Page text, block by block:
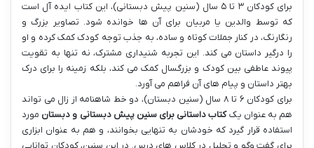
برای کودکان ۳ تا ۵ سال (سنین پیش دبستانی)، این کتاب ایده آل است
که توسط والدین یا مربیان برای آن ها خوانده شود. تصاویر بزرگ و
رنگارنگ، در کنار جملات کوتاه و ساده، به جذب توجه کودک کمک کرده و او
را درگیر داستان می کند. این تجربه شنیداری مشترک، نه تنها به تقویت
پیوند عاطفی بین کودک و بزرگسال کمک می کند، بلکه زمینه را برای درک
بهتر داستان و پیام های آن فراهم می آورد.
برای کودکان ۶ تا ۸ سال (سنین دبستان)، دو خط شاهنامه از زال می تواند
هم به عنوان یککتاب داستانی برای سنین پیش دبستانی و دبستان مورد
استفاده قرار گیرد که خودشان به تنهایی بخوانند، و هم به عنوان ابزاری
برای گفت وگو و تحلیل در کلاس های درس. در این سنین، کودکان توانایی